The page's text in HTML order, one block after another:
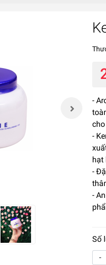
-
-
hạt
-
-
Số
-